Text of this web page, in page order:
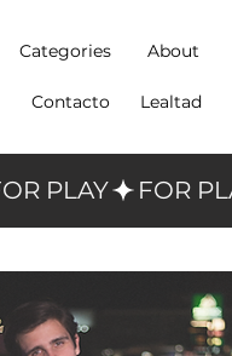
Categories About
Contacto Lealtad